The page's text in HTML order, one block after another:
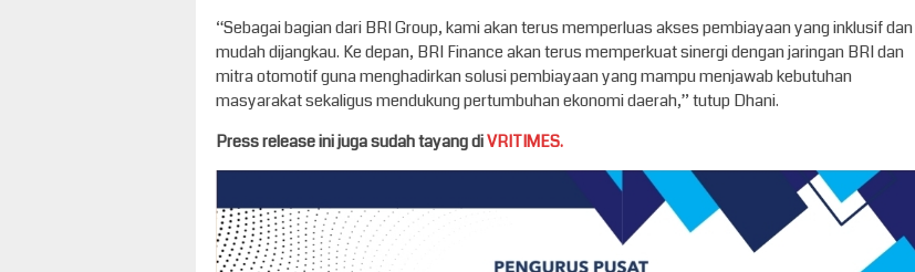
“Sebagai bagian dari BRI Group, kami akan terus memperluas akses pembiayaan yang inklusif dan
mudah dijangkau. Ke depan, BRI Finance akan terus memperkuat sinergi dengan jaringan BRI dan
mitra otomotif guna menghadirkan solusi pembiayaan yang mampu menjawab kebutuhan
masyarakat sekaligus mendukung pertumbuhan ekonomi daerah,” tutup Dhani.
Press release ini juga sudah tayang diVRITIMES.